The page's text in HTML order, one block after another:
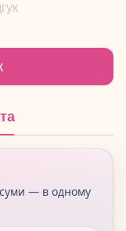
суми — в одному